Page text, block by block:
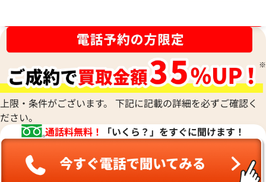
上限・条件がございます。 下記に記載の詳細を必ずご確認く
ださい。
通話料無料！
「いくら？」をすぐに聞けます！